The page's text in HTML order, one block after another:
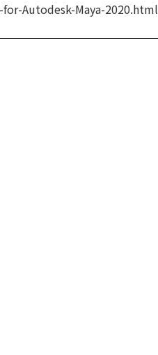
Autodesk-Maya-2020.html